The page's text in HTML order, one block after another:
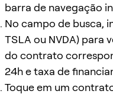
barra de navegação
No campo de busca,
TSLA ou NVDA) para
do contrato
24h e taxa de
Toque em um